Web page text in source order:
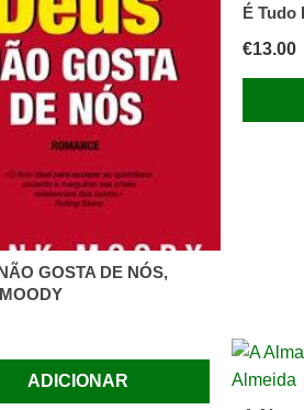
Pereira
GOSTA DE NÓS,
ADICIONAR
É Tudo
€13.00